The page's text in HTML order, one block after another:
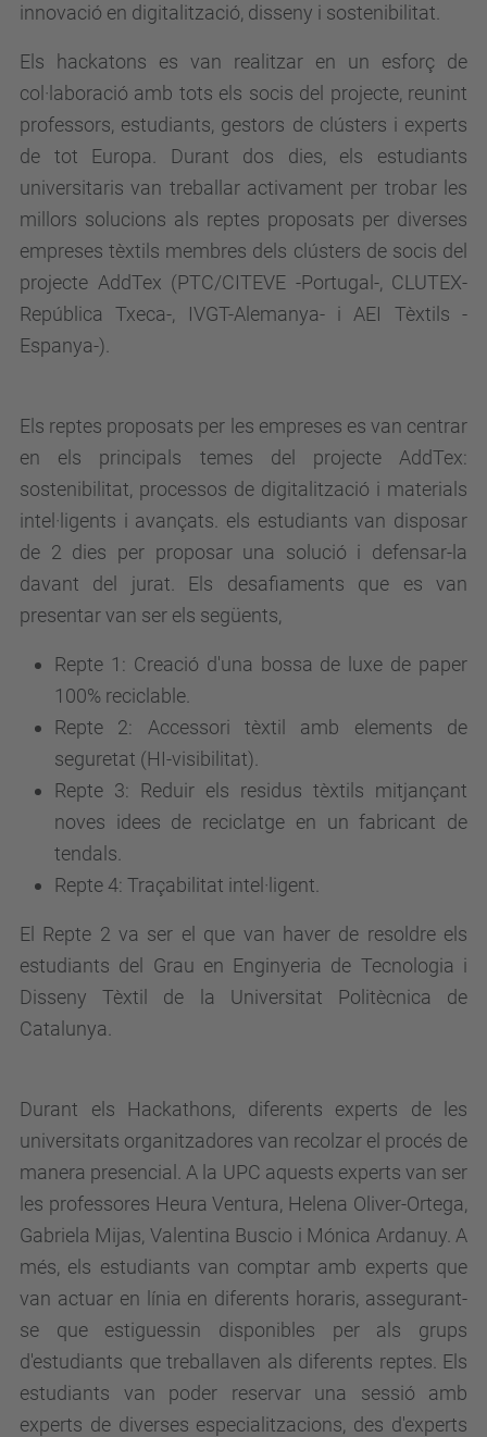
innovació en digitalització, disseny i sostenibilitat.
Els hackatons es van realitzar en un esforç de
col·laboració amb tots els socis del projecte, reunint
professors, estudiants, gestors de clústers i experts
de tot Europa. Durant dos dies, els estudiants
universitaris van treballar activament per trobar les
millors solucions als reptes proposats per diverses
empreses tèxtils membres dels clústers de socis del
projecte AddTex (PTC/CITEVE -Portugal-, CLUTEX-
República Txeca-, IVGT-Alemanya- i AEI Tèxtils -
Espanya-).
Els reptes proposats per les empreses es van centrar
en els principals temes del projecte AddTex:
sostenibilitat, processos de digitalització i materials
intel·ligents i avançats. els estudiants van disposar
de 2 dies per proposar una solució i defensar-la
davant del jurat. Els desafiaments que es van
presentar van ser els següents,
Repte 1: Creació d'una bossa de luxe de paper
100% reciclable.
Repte 2: Accessori tèxtil amb elements de
seguretat (HI-visibilitat).
Repte 3: Reduir els residus tèxtils mitjançant
noves idees de reciclatge en un fabricant de
tendals.
Repte 4: Traçabilitat intel·ligent.
El Repte 2 va ser el que van haver de resoldre els
estudiants del Grau en Enginyeria de Tecnologia i
Disseny Tèxtil de la Universitat Politècnica de
Catalunya.
Durant els Hackathons, diferents experts de les
universitats organitzadores van recolzar el procés de
manera presencial. A la UPC aquests experts van ser
les professores Heura Ventura, Helena Oliver-Ortega,
Gabriela Mijas, Valentina Buscio i Mónica Ardanuy. A
més, els estudiants van comptar amb experts que
van actuar en línia en diferents horaris, assegurant-
se que estiguessin disponibles per als grups
d'estudiants que treballaven als diferents reptes. Els
estudiants van poder reservar una sessió amb
experts de diverses especialitzacions, des d'experts